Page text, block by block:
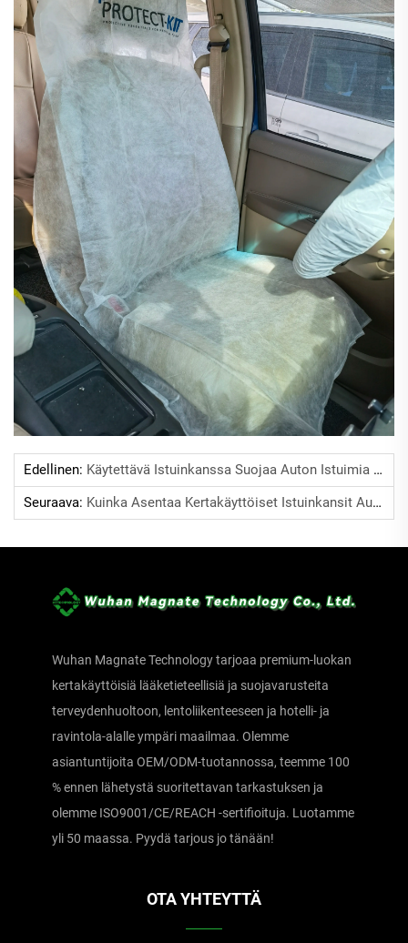
Edellinen: Käytettävä Istuinkanssa Suojaa Auton Istuimia Tahroilta.
Seuraava: Kuinka Asentaa Kertakäyttöiset Istuinkansit Autoihin Nopeasti?
Wuhan Magnate Technology tarjoaa premium-luokan
kertakäyttöisiä lääketieteellisiä ja suojavarusteita
terveydenhuoltoon, lentoliikenteeseen ja hotelli- ja
ravintola-alalle ympäri maailmaa. Olemme
asiantuntijoita OEM/ODM-tuotannossa, teemme 100
% ennen lähetystä suoritettavan tarkastuksen ja
olemme ISO9001/CE/REACH -sertifioituja. Luotamme
yli 50 maassa. Pyydä tarjous jo tänään!
OTA YHTEYTTÄ